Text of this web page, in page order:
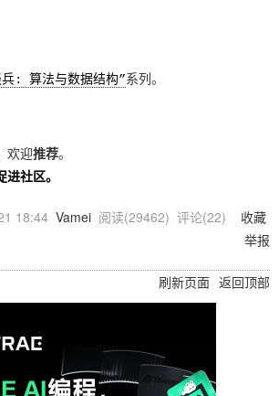
兵: 算法与数据结构”系列。
欢迎推荐。
社区。
18:44 Vamei 阅读(29462) 评论(22) 收藏
举报
刷新页面 返回顶部